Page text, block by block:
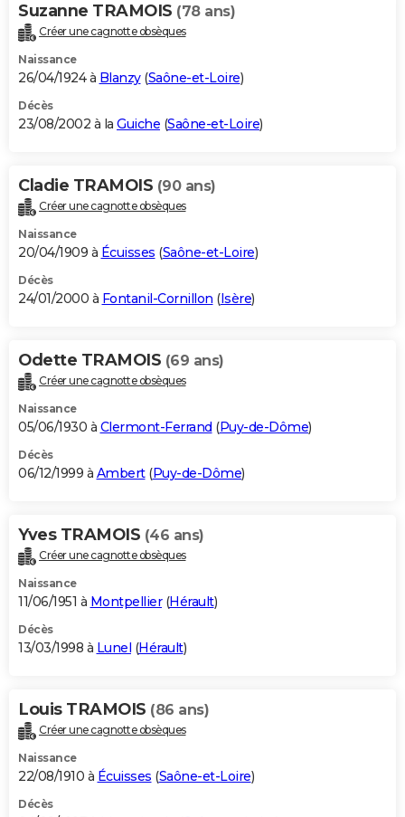
Suzanne TRAMOIS (78 ans)
Créer une cagnotte obsèques
Naissance
26/04/1924 à Blanzy(Saône-et-Loire)
Décès
23/08/2002 à la Guiche (Saône-et-Loire)
Cladie TRAMOIS (90 ans)
Créer une cagnotte obsèques
Naissance
20/04/1909 à Écuisses (Saône-et-Loire)
Décès
24/01/2000 à Fontanil-Cornillon (Isère)
Odette TRAMOIS (69 ans)
Créer une cagnotte obsèques
Naissance
05/06/1930 à Clermont-Ferrand (Puy-de-Dôme)
Décès
06/12/1999 à Ambert(Puy-de-Dôme)
Yves TRAMOIS (46 ans)
Créer une cagnotte obsèques
Naissance
11/06/1951 à Montpellier(Hérault)
Décès
13/03/1998 à Lunel (Hérault)
Louis TRAMOIS (86 ans)
Créer une cagnotte obsèques
Naissance
22/08/1910 à Écuisses (Saône-et-Loire)
Décès